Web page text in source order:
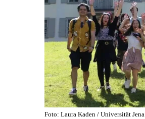
Foto: Laura Kaden / Universität Jena